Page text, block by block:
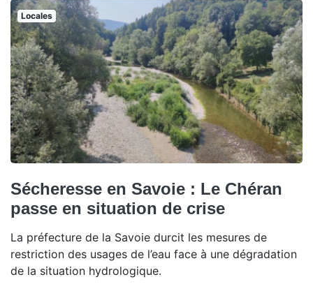
Locales
Sécheresse en Savoie : Le Chéran
passe en situation de crise
La préfecture de la Savoie durcit les mesures de
restriction des usages de l’eau face à une dégradation
de la situation hydrologique.